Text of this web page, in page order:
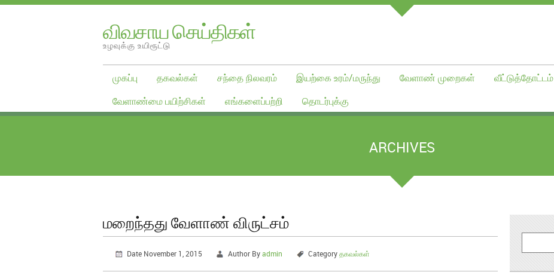
விவசாய செய்திகள்
உழவுக்கு உயிரூட்டு
முகப்பு தகவல்கள் சந்தை நிலவரம் இயற்கை உரம்/மருந்து வேளாண் முறைகள் வீட்டுத்தோட்டம்
வேளாண்மை பயிற்சிகள்
எங்களைப்பற்றி தொடர்புக்கு
ARCHIVES
மறைந்தது வேளாண் விருட்சம்
Date November 1, 2015 Author Byadmin Categoryதகவல்கள்